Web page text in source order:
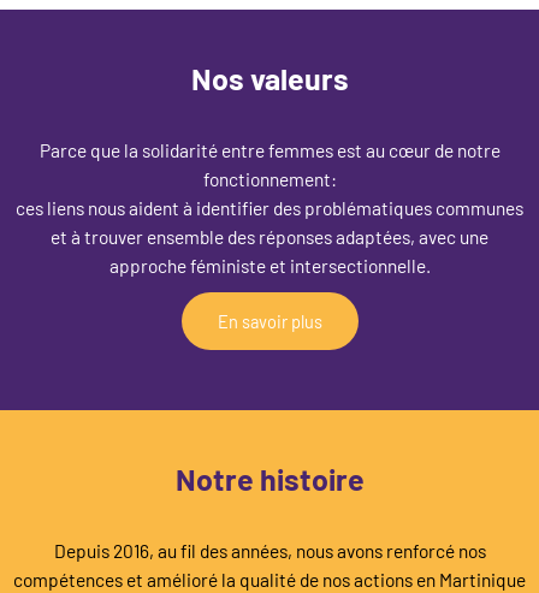
Nos valeurs
Parce que la solidarité entre femmes est au cœur de notre
fonctionnement:
ces liens nous aident à identifier des problématiques communes
et à trouver ensemble des réponses adaptées, avec une
approche féministe et intersectionnelle.
En savoir plus
Notre histoire
Depuis 2016, au fil des années, nous avons renforcé nos
compétences et amélioré la qualité de nos actions en Martinique